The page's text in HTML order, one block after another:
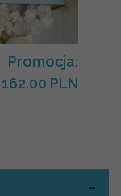
Promocja:
PLN